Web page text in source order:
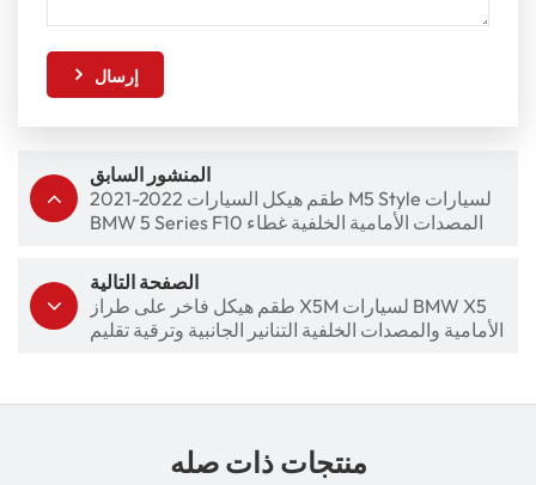
إرسال
المنشور السابق
2021-2022 طقم هيكل السيارات M5 Style لسيارات
BMW 5 Series F10 المصدات الأمامية الخلفية غطاء
الصفحة التالية
طقم هيكل فاخر على طراز X5M لسيارات BMW X5
الأمامية والمصدات الخلفية التنانير الجانبية وترقية تقليم
منتجات ذات صله